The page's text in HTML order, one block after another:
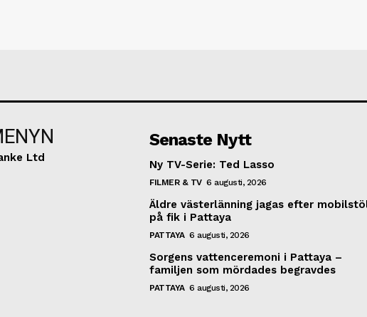
Ltd
Senaste Nytt
Ny TV-Serie: Ted Lasso
FILMER & TV 6 augusti, 2026
Äldre västerlänning jagas efter
på fik i Pattaya
PATTAYA 6 augusti, 2026
Sorgens vattenceremoni i Pattaya –
familjen som mördades begravdes
PATTAYA 6 augusti, 2026